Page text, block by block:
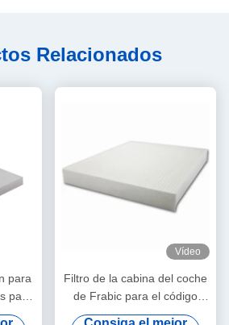
Relacionados
para
para
Vídeo
Filtro de la cabina del coche
de Frabic para el código
95861M68K10 de